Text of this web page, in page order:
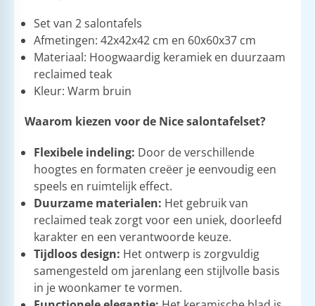
Set van 2 salontafels
Afmetingen: 42x42x42 cm en 60x60x37 cm
Materiaal: Hoogwaardig keramiek en duurzaam
reclaimed teak
Kleur: Warm bruin
Waarom kiezen voor de Nice salontafelset?
Flexibele indeling: Door de verschillende
hoogtes en formaten creëer je eenvoudig een
speels en ruimtelijk effect.
Duurzame materialen: Het gebruik van
reclaimed teak zorgt voor een uniek, doorleefd
karakter en een verantwoorde keuze.
Tijdloos design: Het ontwerp is zorgvuldig
samengesteld om jarenlang een stijlvolle basis
in je woonkamer te vormen.